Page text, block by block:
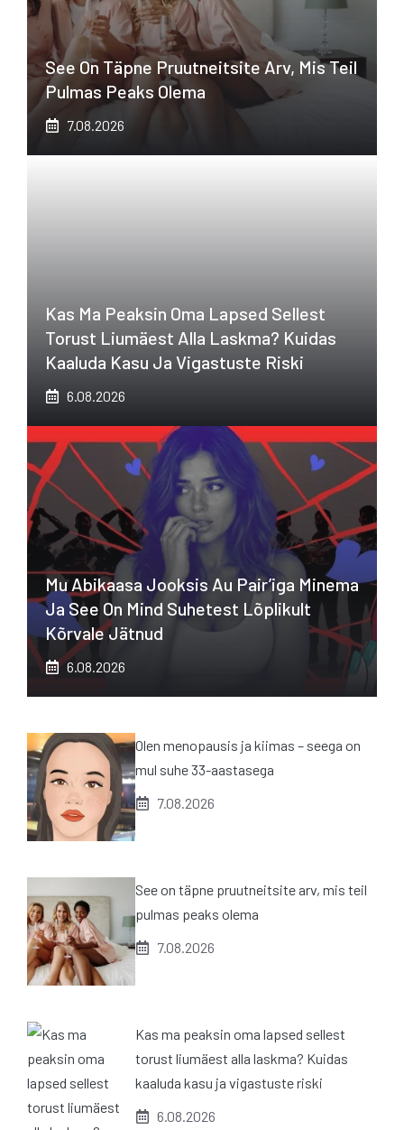
See On Täpne Pruutneitsite Arv, Mis Teil
Pulmas Peaks Olema
7.08.2026
Kas Ma Peaksin Oma Lapsed Sellest
Torust Liumäest Alla Laskma? Kuidas
Kaaluda Kasu Ja Vigastuste Riski
6.08.2026
Mu Abikaasa Jooksis Au Pair’iga Minema
Ja See On Mind Suhetest Lõplikult
Kõrvale Jätnud
6.08.2026
Olen menopausis ja kiimas – seega on
mul suhe 33-aastasega
7.08.2026
See on täpne pruutneitsite arv, mis teil
pulmas peaks olema
7.08.2026
Kas ma peaksin oma lapsed sellest
torust liumäest alla laskma? Kuidas
kaaluda kasu ja vigastuste riski
6.08.2026